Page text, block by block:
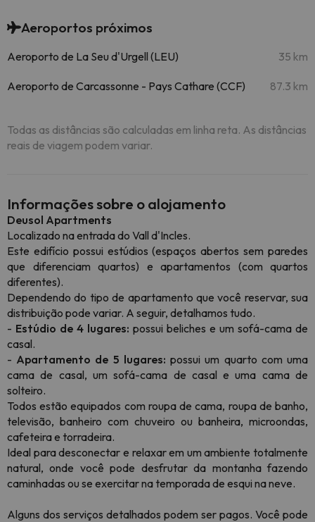
Aeroportos próximos
Aeroporto de La Seu d'Urgell (LEU) 35 km
Aeroporto de Carcassonne - Pays Cathare (CCF) 87.3 km
Todas as distâncias são calculadas em linha reta. As distâncias
reais de viagem podem variar.
Informações sobre o alojamento
Deusol Apartments
Localizado na entrada do Vall d'Incles.
Este edifício possui estúdios (espaços abertos sem paredes
que diferenciam quartos) e apartamentos (com quartos
diferentes).
Dependendo do tipo de apartamento que você reservar, sua
distribuição pode variar. A seguir, detalhamos tudo.
- Estúdio de 4 lugares: possui beliches e um sofá-cama de
casal.
- Apartamento de 5 lugares: possui um quarto com uma
cama de casal, um sofá-cama de casal e uma cama de
solteiro.
Todos estão equipados com roupa de cama, roupa de banho,
televisão, banheiro com chuveiro ou banheira, microondas,
cafeteira e torradeira.
Ideal para desconectar e relaxar em um ambiente totalmente
natural, onde você pode desfrutar da montanha fazendo
caminhadas ou se exercitar na temporada de esqui na neve.
Alguns dos serviços detalhados podem ser pagos. Você pode